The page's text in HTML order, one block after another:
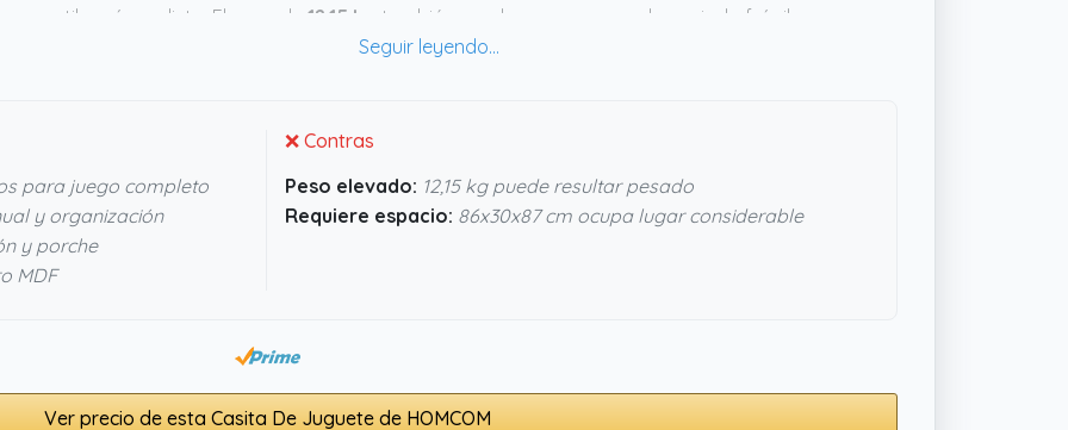
un estilo más realista. El peso de 12.15 kg
también ayuda a que no sea demasiado frágil pero sea
tres años de garantía del fabricante, parece una compra con buen respaldo. En
para juego completo
y organización
y porche
MDF
❌ Contras
Peso elevado: 12,15 kg puede resultar pesado
Requiere espacio: 86x30x87 cm ocupa lugar considerable
Ver precio de esta Casita De Juguete de HOMCOM